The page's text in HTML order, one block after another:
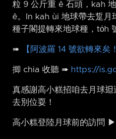
粒 9 公斤重 ê 石頭，kah
ê。In kah ùi 地球帶去踅
種子閣提轉來地球種，to̍h
➠ 【阿波羅 14 號欲轉來矣
揤 chia 收聽 ➠ https://
真感謝高小糕招咱去月球
去別位耍！
高小糕登陸月球前的訪問 ▶